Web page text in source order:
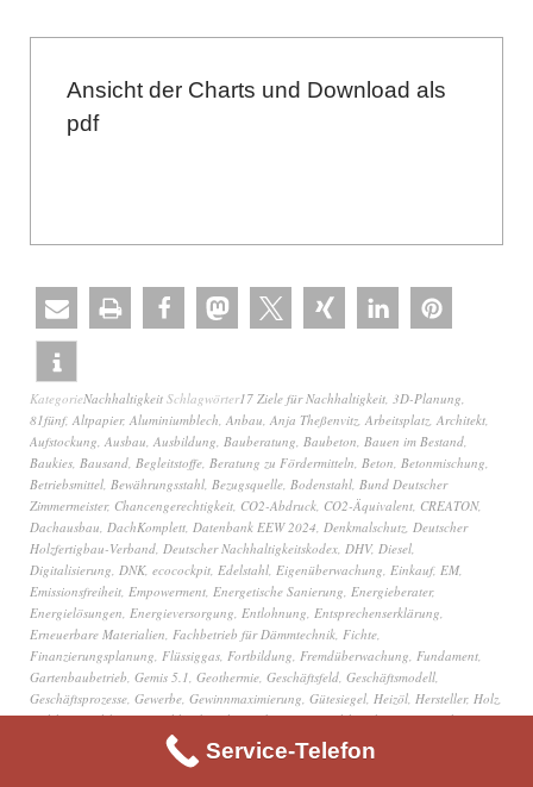
Ansicht der Charts und Download als
pdf
KategorieNachhaltigkeit Schlagwörter17 Ziele für Nachhaltigkeit, 3D-Planung,
81fünf, Altpapier, Aluminiumblech, Anbau, Anja Theßenvitz, Arbeitsplatz, Architekt,
Aufstockung, Ausbau, Ausbildung, Bauberatung, Baubeton, Bauen im Bestand,
Baukies, Bausand, Begleitstoffe, Beratung zu Fördermitteln, Beton, Betonmischung,
Betriebsmittel, Bewährungsstahl, Bezugsquelle, Bodenstahl, Bund Deutscher
Zimmermeister, Chancengerechtigkeit, CO2-Abdruck, CO2-Äquivalent, CREATON,
Dachausbau, DachKomplett, Datenbank EEW 2024, Denkmalschutz, Deutscher
Holzfertigbau-Verband, Deutscher Nachhaltigkeitskodex, DHV, Diesel,
Digitalisierung, DNK, ecocockpit, Edelstahl, Eigenüberwachung, Einkauf, EM,
Emissionsfreiheit, Empowerment, Energetische Sanierung, Energieberater,
Energielösungen, Energieversorgung, Entlohnung, Entsprechenserklärung,
Erneuerbare Materialien, Fachbetrieb für Dämmtechnik, Fichte,
Finanzierungsplanung, Flüssiggas, Fortbildung, Fremdüberwachung, Fundament,
Gartenbaubetrieb, Gemis 5.1, Geothermie, Geschäftsfeld, Geschäftsmodell,
Geschäftsprozesse, Gewerbe, Gewinnmaximierung, Gütesiegel, Heizöl, Hersteller, Holz,
Holzbau,Holzbau Deutschland,Holzfaserdämmung,Holzhausbau,Infrastruktur,
Innovation und Infrastruktur , IT-Dienstleister,
klimaneutral wirtschaften, Klimaneutraler Betrieb
Service-Telefon